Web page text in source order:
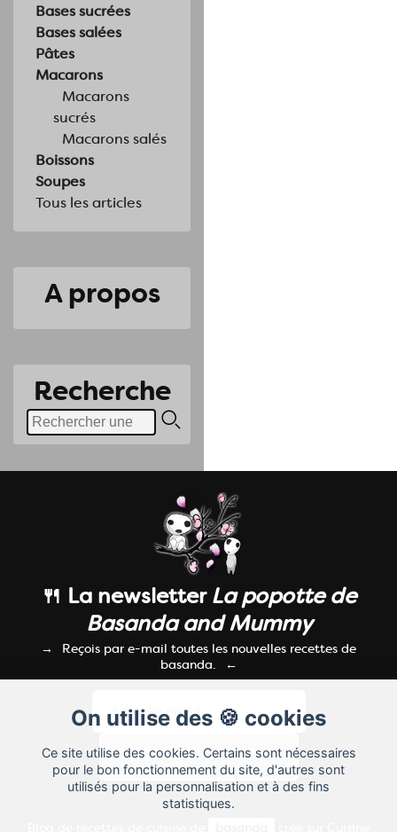
Bases sucrées
Bases salées
Pâtes
Macarons
Macarons
sucrés
Macarons salés
Boissons
Soupes
Tous les articles
A propos
Recherche
On utilise des 🍪 cookies
Ce site utilise des cookies. Certains sont nécessaires
pour le bon fonctionnement du site, d'autres sont
utilisés pour la personnalisation et à des fins
statistiques.
🍴 La newsletterLa popotte de
Basanda and Mummy
Reçois par e-mail toutes les nouvelles recettes de
basanda.